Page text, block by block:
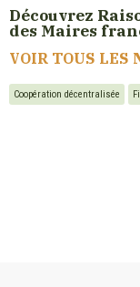
Découvrez
des Maires
VOIR TOUS LES
Coopération décentralisée